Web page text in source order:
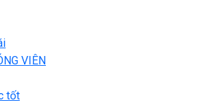
VIÊN
tốt